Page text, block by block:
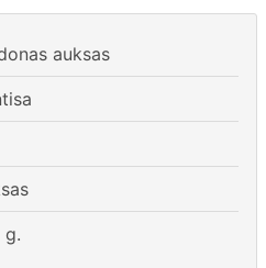
auksas
g.